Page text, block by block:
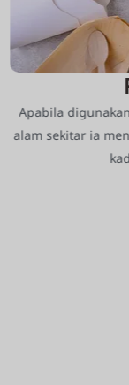
Apabila
alam sekitar ia